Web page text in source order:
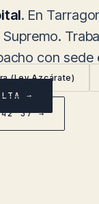
. En
Supremo.
con sede
(Ley Azcárate)
→
42 37 →